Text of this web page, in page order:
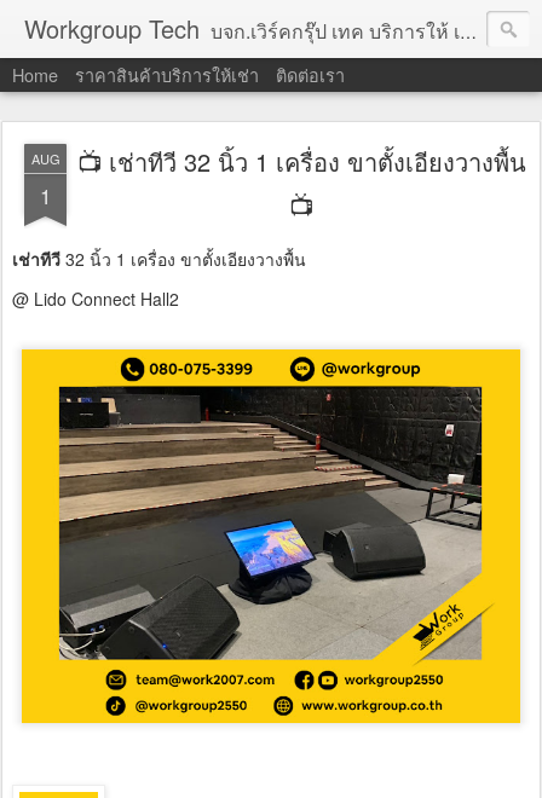
Workgroup Tech บจก.เวิร์คกรุ๊ป เทค บริการให้ เช่าคอมพิวเตอร์ โน้ตบุ๊ค โปรเจคเตอร์ ทีวีจอแบน จอทัชสกรีน ตู้คีออส วีดีโอวอล และอุปกรณ์อื่น ๆ บริการให้เช่าเป็น รายวัน
Home ราคาสินค้าบริการให้เช่า ติดต่อเรา
AUG
1
📺 เช่าทีวี 32 นิ้ว 1 เครื่อง ขาตั้งเอียงวางพื้น
📺
เช่าทีวี 32 นิ้ว 1 เครื่อง ขาตั้งเอียงวางพื้น
@ Lido Connect Hall2